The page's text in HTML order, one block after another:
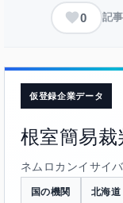
0 記
仮登録企業データ
根室簡易裁
ネムロカンイサイ
国の機関 北海道